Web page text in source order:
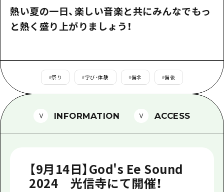
自然
半日
2泊3日
HIROSHIMA FREE Wi-Fi
観光案内所
ボランティアガイド
ユニバーサルツーリズム
ガイドブック
広島県の魅力を動画でご紹介！
メディア掲載情報
熱い夏の一日、楽しい音楽と共にみんなでもっ
と熱く盛り上がりましょう！
#祭り #学び・体験 #備北 #備後
INFORMATION ACCESS
【9月14日】God's Ee Sound
2024 光信寺にて開催！